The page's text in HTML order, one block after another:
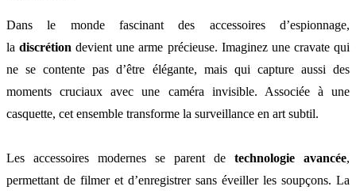
Dans le monde fascinant des accessoires d’espionnage,
ladiscrétion devient une arme précieuse. Imaginez une cravate qui
ne se contente pas d’être élégante, mais qui capture aussi des
moments cruciaux avec une caméra invisible. Associée à une
casquette, cet ensemble transforme la surveillance en art subtil.
Les accessoires modernes se parent de technologie avancée,
permettant de filmer et d’enregistrer sans éveiller les soupçons. La